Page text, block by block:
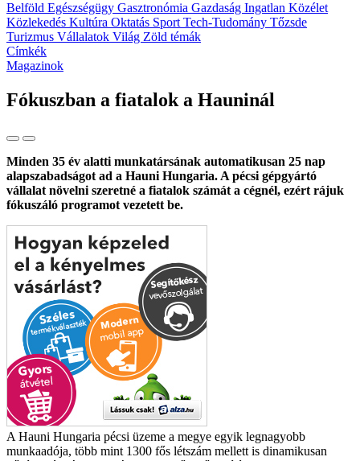
Belföld Egészségügy Gasztronómia Gazdaság Ingatlan Közélet
Közlekedés Kultúra Oktatás Sport Tech-Tudomány Tőzsde
Turizmus Vállalatok Világ Zöld témák
Címkék
Magazinok
Fókuszban a fiatalok a Hauninál
Minden 35 év alatti munkatársának automatikusan 25 nap
alapszabadságot ad a Hauni Hungaria. A pécsi gépgyártó
vállalat növelni szeretné a fiatalok számát a cégnél, ezért rájuk
fókuszáló programot vezetett be.
A Hauni Hungaria pécsi üzeme a megye egyik legnagyobb
munkaadója, több mint 1300 fős létszám mellett is dinamikusan